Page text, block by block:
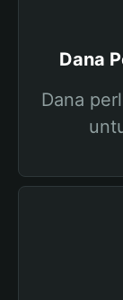
Dana
Dana